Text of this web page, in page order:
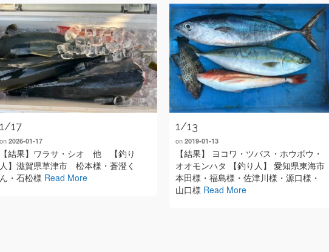
1/17
on 2026-01-17
【結果】ワラサ・シオ 他 【釣り
人】滋賀県草津市 松本様・蒼澄く
ん・石松様 Read More
1/13
on2019-01-13
【結果】 ヨコワ・ツバス・ホウボウ・
オオモンハタ 【釣り人】 愛知県東海市
本田様・福島様・佐津川様・源口様・
山口様 Read More